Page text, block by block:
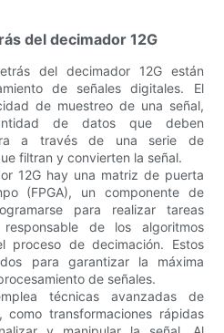
del decimador 12G
del decimador 12G están
de señales digitales. El
de muestreo de una señal,
de datos que deben
a través de una serie de
filtran y convierten la señal.
12G hay una matriz de puerta
(FPGA), un componente de
para realizar tareas
de los algoritmos
proceso de decimación. Estos
para garantizar la máxima
de señales.
técnicas avanzadas de
como transformaciones rápidas